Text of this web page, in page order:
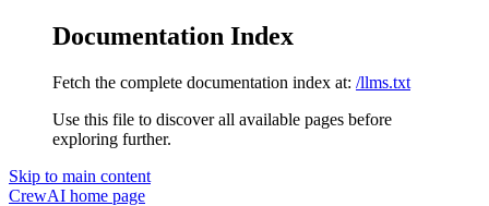
Documentation Index
Fetch the complete documentation index at: /llms.txt
Use this file to discover all available pages before
exploring further.
Skip to main content
CrewAI home page